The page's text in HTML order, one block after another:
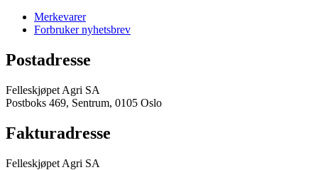
Merkevarer
Forbruker nyhetsbrev
Postadresse
Felleskjøpet Agri SA
Postboks 469, Sentrum, 0105 Oslo
Fakturadresse
Felleskjøpet Agri SA